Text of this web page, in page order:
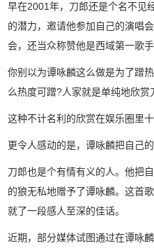
早在2001年，刀郎还是个名不见
的潜力，邀请他参加自己的演唱
会，还当众称赞他是西域第一歌手
你别以为谭咏麟这么做是为了蹭
么热度可蹭?人家就是单纯地欣赏
这种不计名利的欣赏在娱乐圈里十
更令人感动的是，谭咏麟把自己
刀郎也是个有情有义的人。他把
的狼无私地赠予了谭咏麟。这首
就了一段感人至深的佳话。
近期，部分媒体试图通过在谭咏